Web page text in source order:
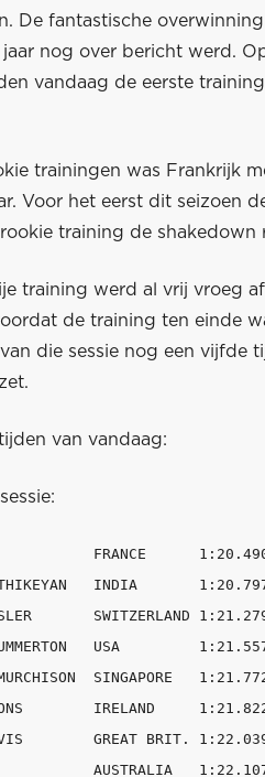
De fantastische
jaar nog over bericht werd.
vandaag de eerste
trainingen was Frankrijk
Voor het eerst dit seizoen
training de shakedown
training werd al vrij vroeg
de training ten einde
die sessie nog een vijfde
van vandaag:
FRANCE
INDIA
SWITZERLAND
USA
SINGAPORE
IRELAND
GREAT BRIT.
AUSTRALIA